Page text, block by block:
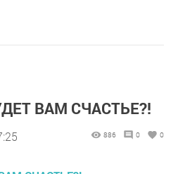
ВАМ СЧАСТЬЕ?!
886 0 0